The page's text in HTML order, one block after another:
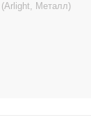
(Arlight, Металл)